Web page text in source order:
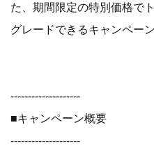
た、期間限定の特別価格で
グレードできるキャンペー
--------------------
■キャンペーン概要
--------------------